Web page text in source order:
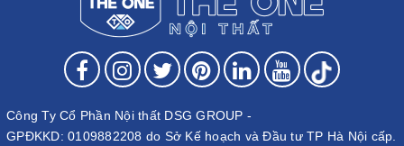
Công Ty Cổ Phần Nội thất DSG GROUP -
GPĐKKD: 0109882208 do Sở Kế hoạch và Đầu tư TP Hà Nội cấp.